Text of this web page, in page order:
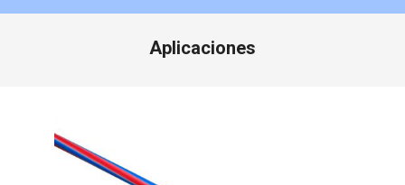
Aplicaciones